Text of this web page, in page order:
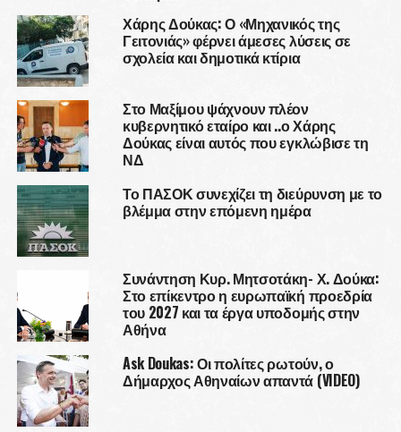
Χάρης Δούκας: Ο «Μηχανικός της
Γειτονιάς» φέρνει άμεσες λύσεις σε
σχολεία και δημοτικά κτίρια
Στο Μαξίμου ψάχνουν πλέον
κυβερνητικό εταίρο και ..ο Χάρης
Δούκας είναι αυτός που εγκλώβισε τη
ΝΔ
Το ΠΑΣΟΚ συνεχίζει τη διεύρυνση με το
βλέμμα στην επόμενη ημέρα
Συνάντηση Κυρ. Μητσοτάκη- Χ. Δούκα:
Στο επίκεντρο η ευρωπαϊκή προεδρία
του 2027 και τα έργα υποδομής στην
Αθήνα
Ask Doukas: Οι πολίτες ρωτούν, ο
Δήμαρχος Αθηναίων απαντά (VIDEO)